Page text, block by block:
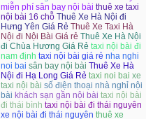
miễn phí sân bay nội bài thuê xe taxi
nội bài 16 chỗ Thuê Xe Hà Nội đi
Hưng Yên Giá Rẻ Thuê Xe Taxi Hà
Nội đi Nội Bài Giá rẻ Thuê Xe Hà Nội
đi Chùa Hương Giá Rẻ taxi nội bài đi
nam định taxi nội bài giá rẻ nha nghi
noi bai sân bay nội bài Thuê Xe Hà
Nội đi Hạ Long Giá Rẻ taxi noi bai xe
taxi nội bài số điện thoại nhà nghỉ nội
bài khách sạn gần nội bài taxi nội bài
đi thái bình taxi nội bài đi thái nguyên
xe nội bài đi thái nguyên thuê xe